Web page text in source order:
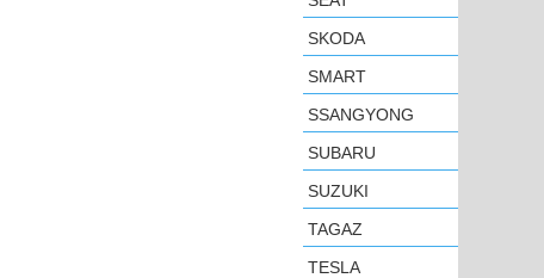
SKODA
SMART
SSANGYONG
SUBARU
SUZUKI
TAGAZ
TESLA